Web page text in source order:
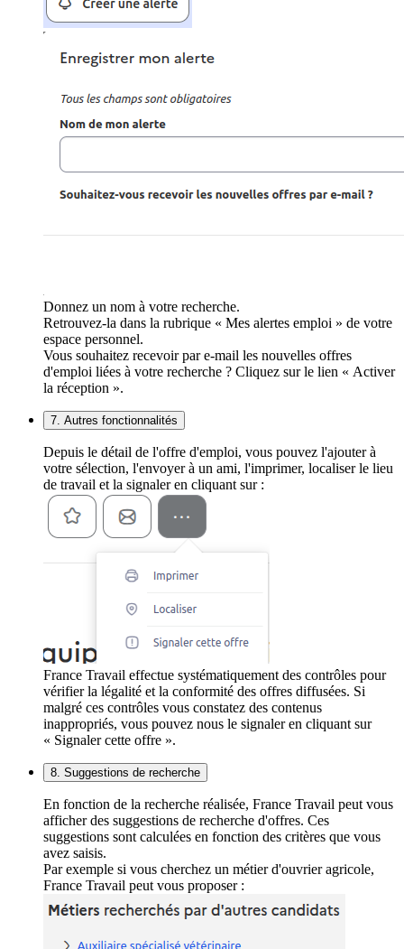
Donnez un nom à votre recherche.
Retrouvez-la dans la rubrique « Mes alertes emploi » de votre
espace personnel.
Vous souhaitez recevoir par e-mail les nouvelles offres
d'emploi liées à votre recherche ? Cliquez sur le lien « Activer
la réception ».
7. Autres fonctionnalités
Depuis le détail de l'offre d'emploi, vous pouvez l'ajouter à
votre sélection, l'envoyer à un ami, l'imprimer, localiser le lieu
de travail et la signaler en cliquant sur :
France Travail effectue systématiquement des contrôles pour
vérifier la légalité et la conformité des offres diffusées. Si
malgré ces contrôles vous constatez des contenus
inappropriés, vous pouvez nous le signaler en cliquant sur
« Signaler cette offre ».
8. Suggestions de recherche
En fonction de la recherche réalisée, France Travail peut vous
afficher des suggestions de recherche d'offres. Ces
suggestions sont calculées en fonction des critères que vous
avez saisis.
Par exemple si vous cherchez un métier d'ouvrier agricole,
France Travail peut vous proposer :